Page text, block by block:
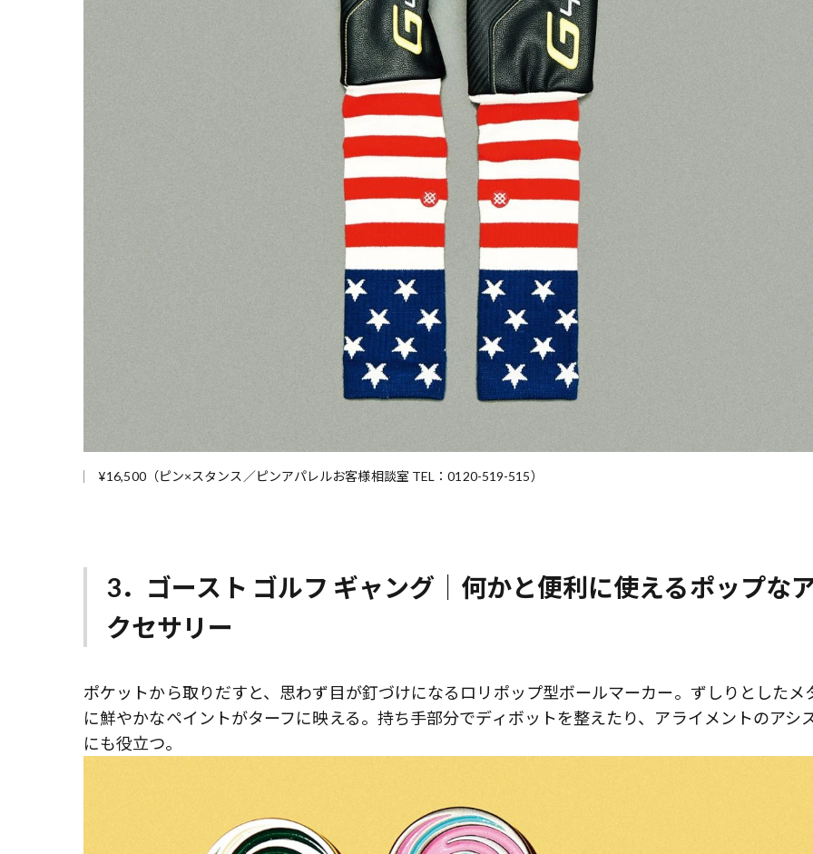
¥16,500（ピン×スタンス／ピンアパレルお客様相談室 TEL：0120-519-515）
3．ゴースト ゴルフ ギャング｜何かと便利に使えるポップな
クセサリー
ポケットから取りだすと、思わず目が釘づけになるロリポップ型ボールマーカー。ずしりとしたメ
に鮮やかなペイントがターフに映える。持ち手部分でディボットを整えたり、アライメントのアシ
にも役立つ。